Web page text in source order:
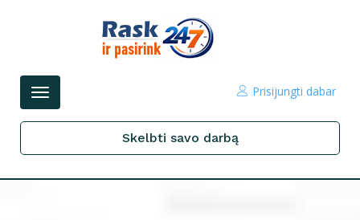
Perjungti
Prisijungti dabar
Skelbti savo darbą